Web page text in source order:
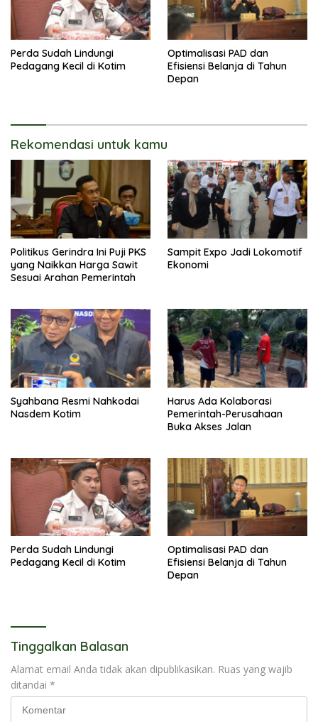
Perda Sudah Lindungi
Pedagang Kecil di Kotim
Optimalisasi PAD dan
Efisiensi Belanja di Tahun
Depan
Rekomendasi untuk kamu
Politikus Gerindra Ini Puji PKS
yang Naikkan Harga Sawit
Sesuai Arahan Pemerintah
Sampit Expo Jadi Lokomotif
Ekonomi
Syahbana Resmi Nahkodai
Nasdem Kotim
Harus Ada Kolaborasi
Pemerintah-Perusahaan
Buka Akses Jalan
Perda Sudah Lindungi
Pedagang Kecil di Kotim
Optimalisasi PAD dan
Efisiensi Belanja di Tahun
Depan
Tinggalkan Balasan
Alamat email Anda tidak akan dipublikasikan. Ruas yang wajib
ditandai *